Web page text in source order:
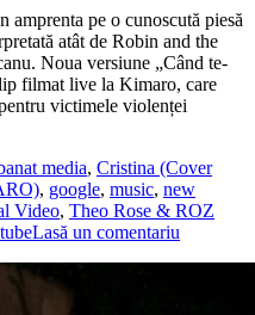
amprenta pe o cunoscută piesă
atât de Robin and the
Noua versiune „Când te-
filmat live la Kimaro, care
victimele violenței
media, Cristina (Cover
, google, music, new
Video, Theo Rose & ROZ
Lasă un comentariu